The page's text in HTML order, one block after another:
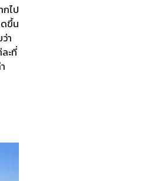
ไป
ดขึ้น
า
ะที่